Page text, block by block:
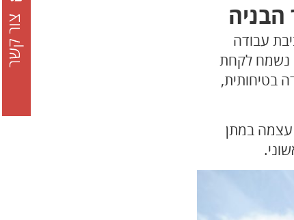
עבודה
נשמח לקחת
בטיחותית,
עצמה במתן
.